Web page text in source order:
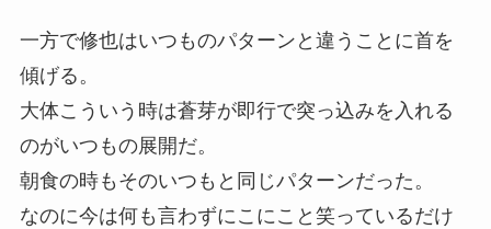
一方で修也はいつものパターンと違うことに首を
傾げる。
大体こういう時は蒼芽が即行で突っ込みを入れる
のがいつもの展開だ。
朝食の時もそのいつもと同じパターンだった。
なのに今は何も言わずにこにこと笑っているだけ